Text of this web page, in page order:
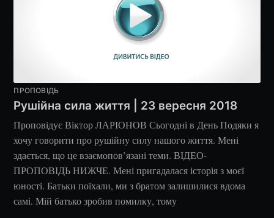
ПРОПОВІДЬ
Рушійна сила життя | 23 вересня 2018
Проповідує Віктор ЛАРІОНОВ Сьогодні в День Подяки я
хочу говорити про рушійну силу нашого життя. Мені
здається, що це взаємопов’язані теми. ВІДЕО-
ПРОПОВІДЬ НИЖЧЕ. Мені пригадалася історія з моєї
юності. Батьки поїхали, ми з братом залишилися вдома
самі. Мій батько зробив помилку, тому